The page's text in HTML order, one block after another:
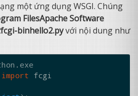
một ứng dụng WSGI. Chúng
FilesApache Software
binhello2.pyvới nội dung như
import fcgi